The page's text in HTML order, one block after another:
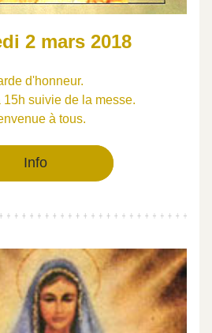
2 mars 2018
d'honneur.
15h suivie de la messe.
à tous.
Info